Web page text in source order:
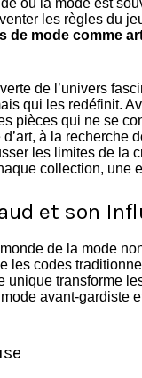
où la mode est
les règles du
de mode comme
de l’univers
qui les redéfinit.
pièces qui ne se
à la recherche
les limites de la
collection, une
et son
de la mode
les codes
unique transforme
avant-gardiste